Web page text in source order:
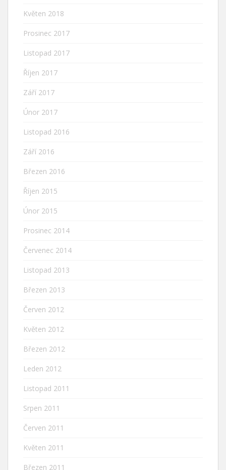
Květen 2018
Prosinec 2017
Listopad 2017
Říjen 2017
Září 2017
Únor 2017
Listopad 2016
Září 2016
Březen 2016
Říjen 2015
Únor 2015
Prosinec 2014
Červenec 2014
Listopad 2013
Březen 2013
Červen 2012
Květen 2012
Březen 2012
Leden 2012
Listopad 2011
Srpen 2011
Červen 2011
Květen 2011
Březen 2011